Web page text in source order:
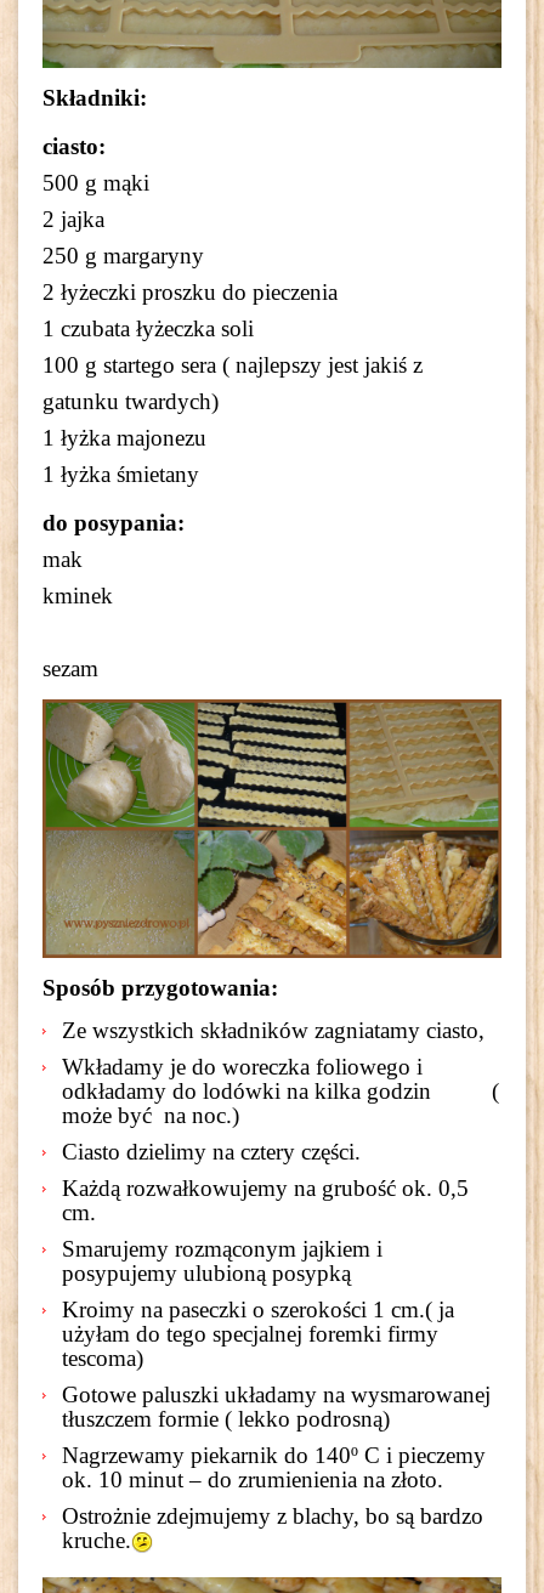
Składniki:
ciasto:
500 g mąki
2 jajka
250 g margaryny
2 łyżeczki proszku do pieczenia
1 czubata łyżeczka soli
100 g startego sera ( najlepszy jest jakiś z
gatunku twardych)
1 łyżka majonezu
1 łyżka śmietany
do posypania:
mak
kminek
sezam
Sposób przygotowania:
Ze wszystkich składników zagniatamy ciasto,
Wkładamy je do woreczka foliowego i
odkładamy do lodówki na kilka godzin (
może być na noc.)
Ciasto dzielimy na cztery części.
Każdą rozwałkowujemy na grubość ok. 0,5
cm.
Smarujemy rozmąconym jajkiem i
posypujemy ulubioną posypką
Kroimy na paseczki o szerokości 1 cm.( ja
użyłam do tego specjalnej foremki firmy
tescoma)
Gotowe paluszki układamy na wysmarowanej
tłuszczem formie ( lekko podrosną)
Nagrzewamy piekarnik do 140º C i pieczemy
ok. 10 minut – do zrumienienia na złoto.
Ostrożnie zdejmujemy z blachy, bo są bardzo
kruche.